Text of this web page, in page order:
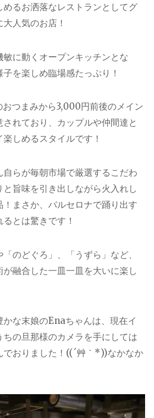
るお洒落なレストランとしてグ
人気のお店！
に動くオープンキッチンとな
を楽しめ臨場感たっぷり！
つまみから3,000円前後のメイン
れており、カップルや仲間達と
しめるスタイルです！
らが毎朝市場で厳選するこだわ
旨味を引き出しながら火入れし
まさか、バルセロナで踊り出す
とは驚きです！
のどぐろ」、「うずら」など、
融合した一皿一皿を大いに楽し
な末娘のEnaちゃんは、現在イ
の旦那様のカメラを手にしては
でおりました！((´艸｀*))なかなか